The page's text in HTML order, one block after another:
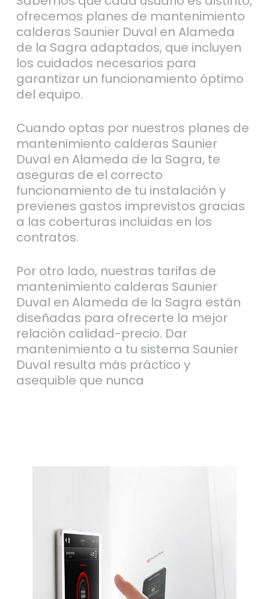
ofrecemos planes de mantenimiento
calderas Saunier Duval en Alameda
de la Sagra adaptados, que incluyen
los cuidados necesarios para
garantizar un funcionamiento óptimo
del equipo.
Cuando optas por nuestros planes de
mantenimiento calderas Saunier
Duval en Alameda de la Sagra, te
aseguras de el correcto
funcionamiento de tu instalación y
previenes gastos imprevistos gracias
a las coberturas incluidas en los
contratos.
Por otro lado, nuestras tarifas de
mantenimiento calderas Saunier
Duval en Alameda de la Sagra están
diseñadas para ofrecerte la mejor
relación calidad-precio. Dar
mantenimiento a tu sistema Saunier
Duval resulta más práctico y
asequible que nunca